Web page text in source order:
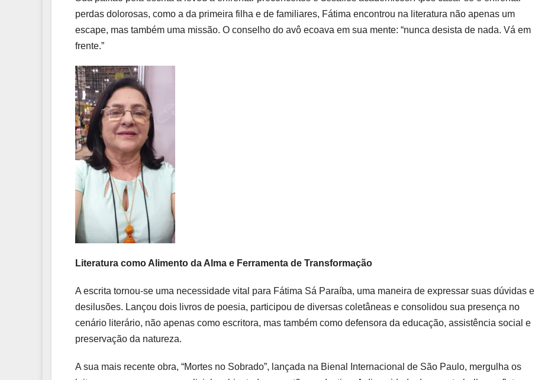
perdas dolorosas, como a da primeira filha e de familiares, Fátima encontrou na literatura não apenas um
escape, mas também uma missão. O conselho do avô ecoava em sua mente: “nunca desista de nada. Vá em
frente.”
Literatura como Alimento da Alma e Ferramenta de Transformação
A escrita tornou-se uma necessidade vital para Fátima Sá Paraíba, uma maneira de expressar suas dúvidas e
desilusões. Lançou dois livros de poesia, participou de diversas coletâneas e consolidou sua presença no
cenário literário, não apenas como escritora, mas também como defensora da educação, assistência social e
preservação da natureza.
A sua mais recente obra, “Mortes no Sobrado”, lançada na Bienal Internacional de São Paulo, mergulha os